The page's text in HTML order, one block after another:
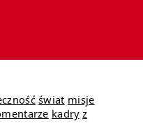
świat misje
kadry z